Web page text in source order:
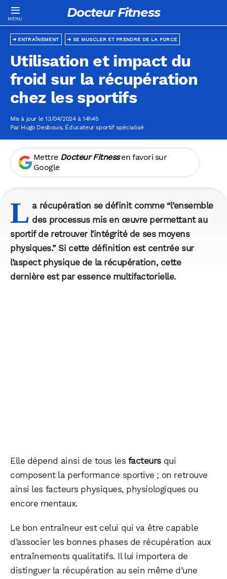
Docteur Fitness
SE MUSCLER ET PRENDRE DE LA FORCE
ENTRAÎNEMENT
Utilisation et impact du
froid sur la récupération
chez les sportifs
Mis à jour le 13/04/2024 à 14h45
Par Hugo Desbouis, Éducateur sportif spécialisé
Mettre Docteur Fitnessen favori sur
Google
L a récupération se définit comme “l’ensemble
des processus mis en œuvre permettant au
sportif de retrouver l’intégrité de ses moyens
physiques.” Si cette définition est centrée sur
l’aspect physique de la récupération, cette
dernière est par essence multifactorielle.
Elle dépend ainsi de tous les facteurs qui
composent la performance sportive ; on retrouve
ainsi les facteurs physiques, physiologiques ou
encore mentaux.
Le bon entraîneur est celui qui va être capable
d’associer les bonnes phases de récupération aux
entraînements qualitatifs. Il lui importera de
distinguer la récupération au sein même d’une